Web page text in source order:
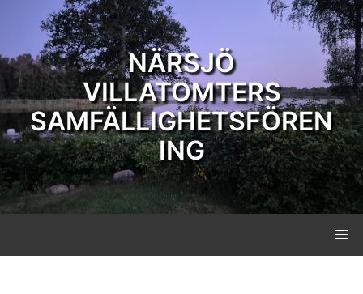
NÄRSJÖ
VILLATOMTERS
SAMFÄLLIGHETSFÖREN
ING